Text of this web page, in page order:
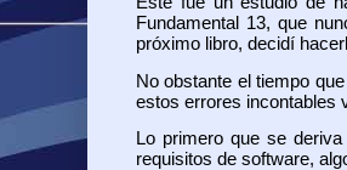
Fundamental 13, que
próximo libro, decidí
No obstante el tiempo
estos errores incontables
Lo primero que se
requisitos de software,